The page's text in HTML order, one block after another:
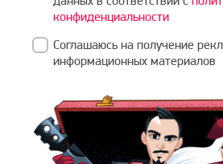
конфиденциальности
Соглашаюсь на получение
информационных материалов